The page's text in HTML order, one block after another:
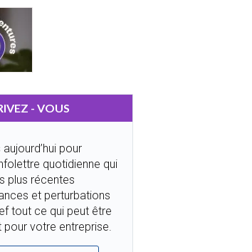
- VOUS
pour
quotidienne qui
plus récentes
et perturbations
tout ce qui peut être
pour votre entreprise.